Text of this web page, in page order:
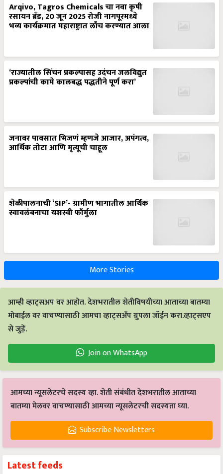
Arqivo, Tagros Chemicals चा नवा कृषी
रसायन ब्रँड, 20 जून 2025 रोजी नागपूरमध्ये
भव्य कार्यक्रमात महाराष्ट्रात लाँच करण्यात आला
‘राज्यातील सिंचन प्रकल्पासह उदंचन जलविद्युत
प्रकल्पांची कामे कालबद्ध पद्धतीने पूर्ण करा’
जनावर पावसात भिजणं म्हणजे आजार, अपंगत्व,
आर्थिक तोटा आणि मृत्यूची चाहूल
शेळीपालनाची ‘SIP’- ग्रामीण भागातील आर्थिक
स्वावलंबनाचा यशस्वी फॉर्मुला
More Stories
आम्ही व्हाट्सअप वर आहोत. देशभरातील शेतीविषयीच्या आताच्या बातम्या
मोबाईल वर वाचण्यासाठी आमचा व्हाट्सअँप ग्रुपला जॉईन करा.व्हाट्सएप
से जुड़ें.
Join on WhatsApp
आमच्या न्यूसलेटरचे सदस्य व्हा. शेती संबंधीत देशभरातील आताच्या
बातम्या मेलवर वाचण्यासाठी आमच्या न्यूसलेटरची सदस्यता घ्या.
Subscribe Newsletters
Latest feeds